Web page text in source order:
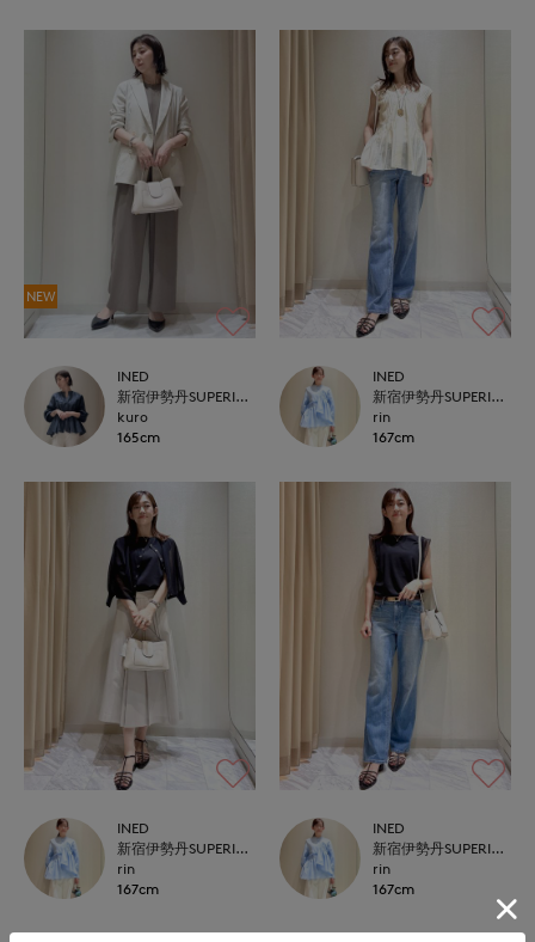
NEW
INED
新宿伊勢丹SUPERIOR CLOSET
kuro
165cm
INED
新宿伊勢丹SUPERIOR CLOSET
rin
167cm
INED
新宿伊勢丹SUPERIOR CLOSET
rin
167cm
INED
新宿伊勢丹SUPERIOR CLOSET
rin
167cm